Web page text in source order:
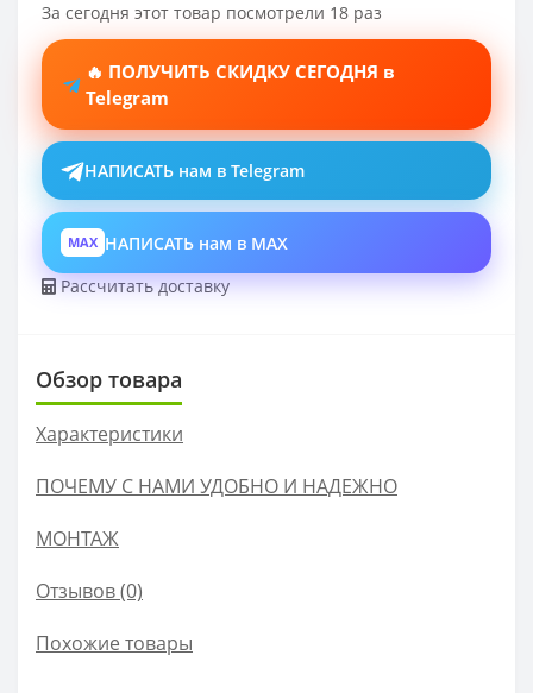
За сегодня этот товар посмотрели 18 раз
🔥 ПОЛУЧИТЬ СКИДКУ СЕГОДНЯ в
Telegram
НАПИСАТЬ нам в Telegram
MAX НАПИСАТЬ нам в MAX
Рассчитать доставку
Обзор товара
Характеристики
ПОЧЕМУ С НАМИ УДОБНО И НАДЕЖНО
МОНТАЖ
Отзывов (0)
Похожие товары